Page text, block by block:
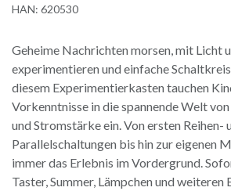
HAN: 620530
Geheime Nachrichten morsen, mit Licht
experimentieren und einfache
diesem Experimentierkasten tauchen
Vorkenntnisse in die spannende Welt
und Stromstärke ein. Von ersten Reihen-
Parallelschaltungen bis hin zur eigenen
immer das Erlebnis im Vordergrund.
Taster, Summer, Lämpchen und weiteren